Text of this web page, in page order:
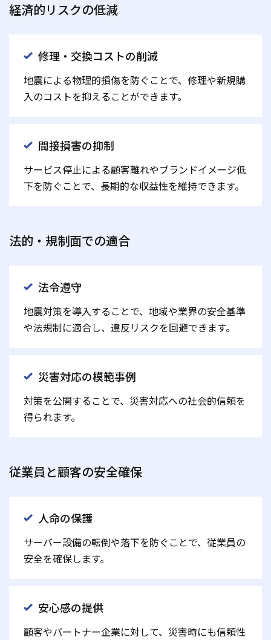
経済的リスクの低減
修理・交換コストの削減
地震による物理的損傷を防ぐことで、修理や新規購
入のコストを抑えることができます。
間接損害の抑制
サービス停止による顧客離れやブランドイメージ低
下を防ぐことで、長期的な収益性を維持できます。
法的・規制面での適合
法令遵守
地震対策を導入することで、地域や業界の安全基準
や法規制に適合し、違反リスクを回避できます。
災害対応の模範事例
対策を公開することで、災害対応への社会的信頼を
得られます。
従業員と顧客の安全確保
人命の保護
サーバー設備の転倒や落下を防ぐことで、従業員の
安全を確保します。
安心感の提供
顧客やパートナー企業に対して、災害時にも信頼性